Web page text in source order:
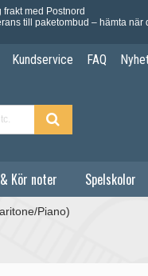
frakt med Postnord
till paketombud – hämta när
Kundservice FAQ
Kör noter Spelskolor
Piano)